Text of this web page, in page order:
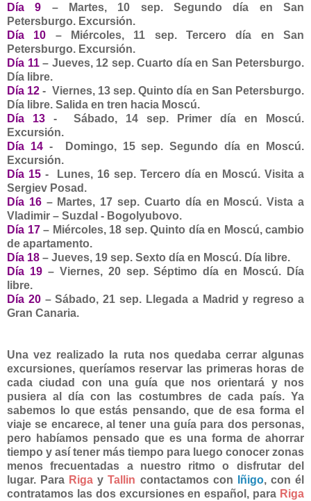
Día 9 – Martes, 10 sep. Segundo día en San
Petersburgo. Excursión.
Día 10 – Miércoles, 11 sep. Tercero día en San
Petersburgo. Excursión.
Día 11– Jueves, 12 sep. Cuarto día en San Petersburgo.
Día libre.
Día 12 - Viernes, 13 sep. Quinto día en San Petersburgo.
Día libre. Salida en tren hacia Moscú.
Día 13 - Sábado, 14 sep. Primer día en Moscú.
Excursión.
Día 14- Domingo, 15 sep. Segundo día en Moscú.
Excursión.
Día 15 - Lunes, 16 sep. Tercero día en Moscú. Visita a
Sergiev Posad.
Día 16– Martes, 17 sep. Cuarto día en Moscú. Vista a
Vladimir – Suzdal - Bogolyubovo.
Día 17– Miércoles, 18 sep. Quinto día en Moscú, cambio
de apartamento.
Día 18 – Jueves, 19 sep. Sexto día en Moscú. Día libre.
Día 19– Viernes, 20 sep. Séptimo día en Moscú. Día
libre.
Día 20– Sábado, 21 sep. Llegada a Madrid y regreso a
Gran Canaria.
Una vez realizado la ruta nos quedaba cerrar algunas
excursiones, queríamos reservar las primeras horas de
cada ciudad con una guía que nos orientará y nos
pusiera al día con las costumbres de cada país. Ya
sabemos lo que estás pensando, que de esa forma el
viaje se encarece, al tener una guía para dos personas,
pero habíamos pensado que es una forma de ahorrar
tiempo y así tener más tiempo para luego conocer zonas
menos frecuentadas a nuestro ritmo o disfrutar del
lugar. Para RigayTallin contactamos con Iñigo, con él
contratamos las dos excursiones en español, para Riga